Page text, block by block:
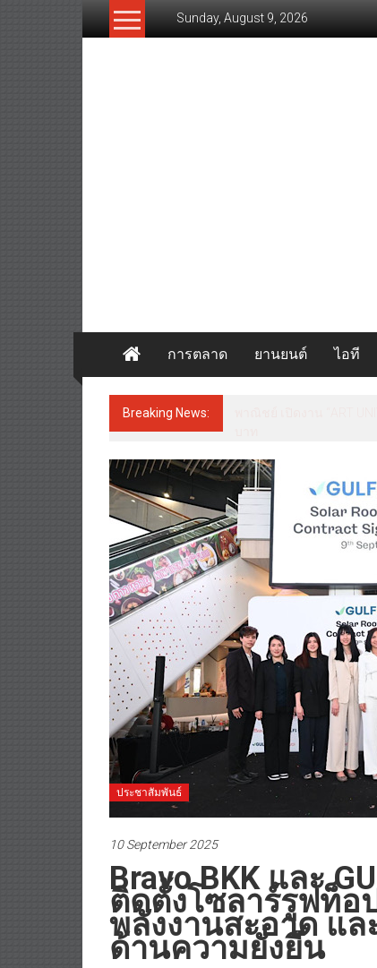
Sunday, August 9, 2026
การตลาด ยานยนต์ ไอที
Breaking News:
ประชาสัมพันธ์
10 September 2025
Bravo BKK และ
ติดตั้งโซลาร์รูฟท็อ
พลังงานสะอาด แ
ด้านความยั่งยืน